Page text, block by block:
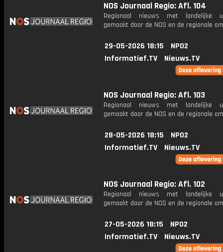
NOS Journaal Regio: Afl. 104
Regionaal nieuws met landelijke
gemaakt door de NOS en de regionale
29-05-2026 18:15
NPO2
Informatief.TV
Nieuws.TV
NOS Journaal Regio: Afl. 103
Regionaal nieuws met landelijke
gemaakt door de NOS en de regionale
28-05-2026 18:15
NPO2
Informatief.TV
Nieuws.TV
NOS Journaal Regio: Afl. 102
Regionaal nieuws met landelijke
gemaakt door de NOS en de regionale
27-05-2026 18:15
NPO2
Informatief.TV
Nieuws.TV